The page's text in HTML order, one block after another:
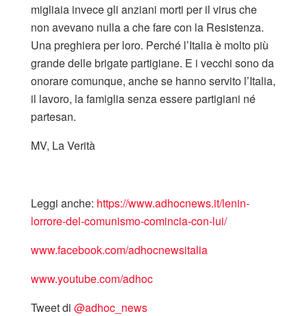
migliaia invece gli anziani morti per il virus che
non avevano nulla a che fare con la Resistenza.
Una preghiera per loro. Perché l’Italia è molto più
grande delle brigate partigiane. E i vecchi sono da
onorare comunque, anche se hanno servito l’Italia,
il lavoro, la famiglia senza essere partigiani né
partesan.
MV, La Verità
Leggi anche: https://www.adhocnews.it/lenin-
lorrore-del-comunismo-comincia-con-lui/
www.facebook.com/adhocnewsitalia
www.youtube.com/adhoc
Tweet di ‎@adhoc_news